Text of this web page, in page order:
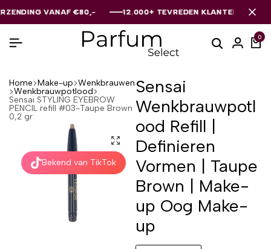
VANAF €80,- 12.000+ TEVREDEN KLANTEN
VANAF €80,- 12.000+ TEVREDEN KLANTEN
VANAF €80,- 12.000+ TEVREDEN KLANTEN
0
Home Make-up Wenkbrauwen
Wenkbrauwpotlood
Sensai STYLING EYEBROW
PENCIL refill #03-Taupe Brown
0,2 gr
Bekend van TikTok
Sensai
Wenkbrauwpotl
ood Refill |
Definieren
Vormen | Taupe
Brown | Make-
up Oog Make-
up